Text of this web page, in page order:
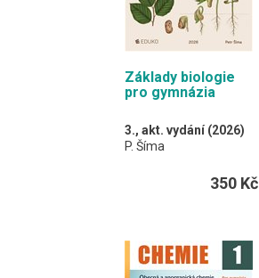
Základy biologie
pro gymnázia
3., akt. vydání (2026)
P. Šíma
A4 / 348 stran
350 Kč